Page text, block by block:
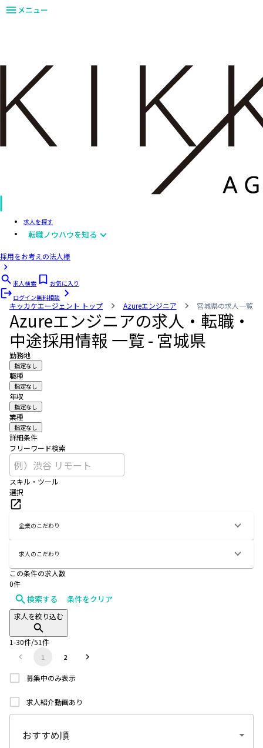
メニュー
求人を探す
転職ノウハウを知る
採用をお考えの法人様
求人検索
お気に入り
ログイン無料相談
キッカケエージェント トップ Azureエンジニア 宮城県の求人一覧
Azureエンジニアの求人・転職・
中途採用情報 一覧 - 宮城県
勤務地
指定なし
職種
指定なし
年収
指定なし
業種
指定なし
詳細条件
フリーワード検索
スキル・ツール
選択
企業のこだわり
求人のこだわり
この条件の求人数
0件
検索する 条件をクリア
求人を絞り込む
1-30件/51件
1 2
募集中のみ表示
求人紹介動画あり